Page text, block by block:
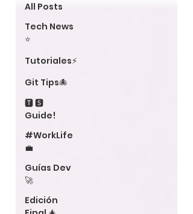
All Posts
Tech News
⭐
Tutoriales⚡
Git Tips🐙
🆃 🆂
Guide!
#WorkLife
💼
Guías Dev
🚀
Edición